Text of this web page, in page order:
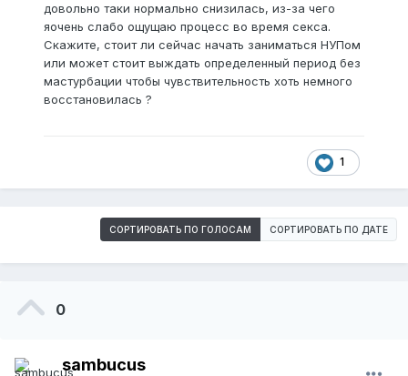
довольно таки нормально снизилась, из-за чего
яочень слабо ощущаю процесс во время секса.
Скажите, стоит ли сейчас начать заниматься НУПом
или может стоит выждать определенный период без
мастурбации чтобы чувствительность хоть немного
восстановилась ?
1
СОРТИРОВАТЬ ПО ГОЛОСАМ СОРТИРОВАТЬ ПО ДАТЕ
0
sambucus